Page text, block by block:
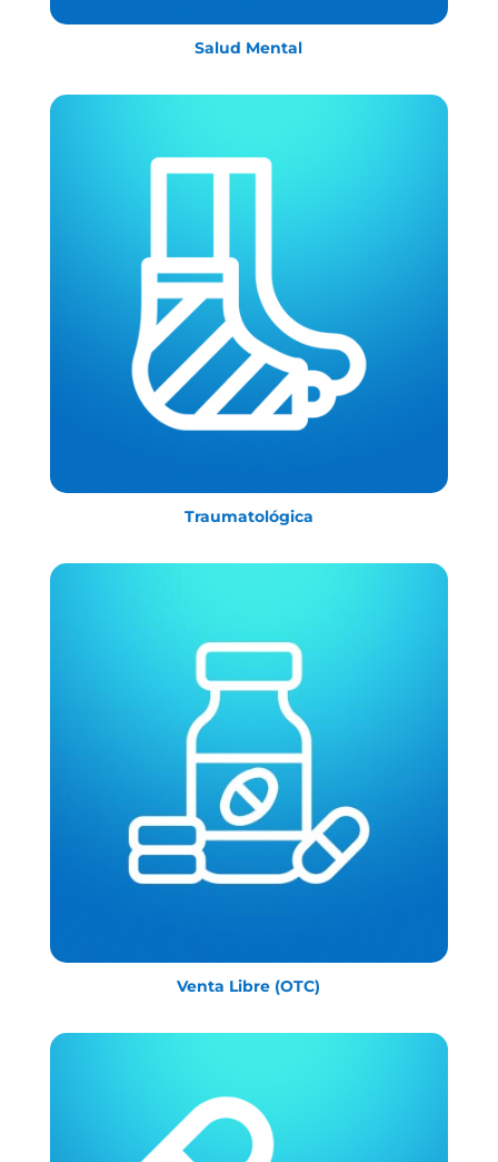
Salud Mental
Traumatológica
Venta Libre (OTC)